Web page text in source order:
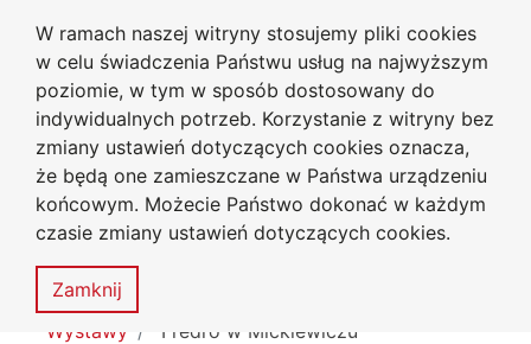
W ramach naszej witryny stosujemy pliki cookies
w celu świadczenia Państwu usług na najwyższym
poziomie, w tym w sposób dostosowany do
indywidualnych potrzeb. Korzystanie z witryny bez
zmiany ustawień dotyczących cookies oznacza,
że będą one zamieszczane w Państwa urządzeniu
końcowym. Możecie Państwo dokonać w każdym
czasie zmiany ustawień dotyczących cookies.
Zamknij
Przejdź do głównego menu
Przejdź do treści
Przejdź do wyszukiwarki
Przejdź do mapy serwisu
Biblioteka Uniwersytecka
Uniwersytetu Jana Długosza
w Częstochowie
Deklaracja
dostępności
Mapa
serwisu
MENU
Tutaj jesteś
Wystawy "Fredro w Mickiewiczu"